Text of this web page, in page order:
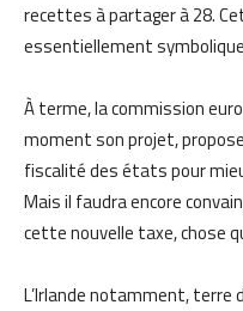
recettes à partager à 28.
essentiellement
À terme, la commission
moment son projet,
fiscalité des états pour
Mais il faudra encore
cette nouvelle taxe, chose
L’Irlande notamment, terre